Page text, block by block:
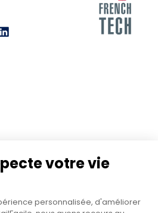
votre vie
personnalisée, d'améliorer